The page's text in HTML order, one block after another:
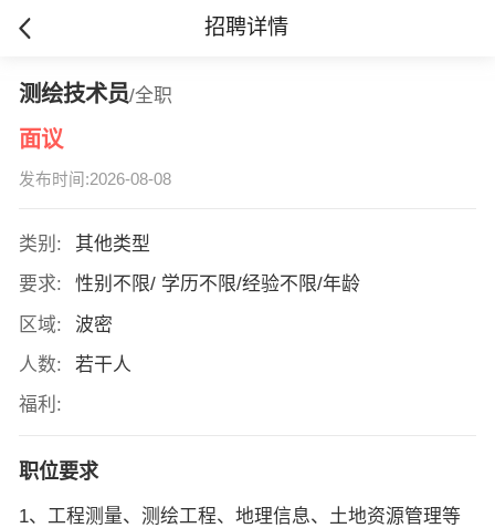
招聘详情
测绘技术员/全职
面议
发布时间:2026-08-08
类别:
其他类型
要求:
性别不限/ 学历不限/经验不限/年龄
区域:
波密
人数:
若干人
福利:
职位要求
1、工程测量、测绘工程、地理信息、土地资源管理等